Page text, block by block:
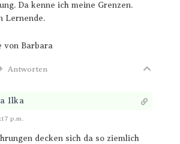
Da kenne ich meine Grenzen.
Lernende.
von Barbara
Antworten
Ilka
p.m.
decken sich da so ziemlich